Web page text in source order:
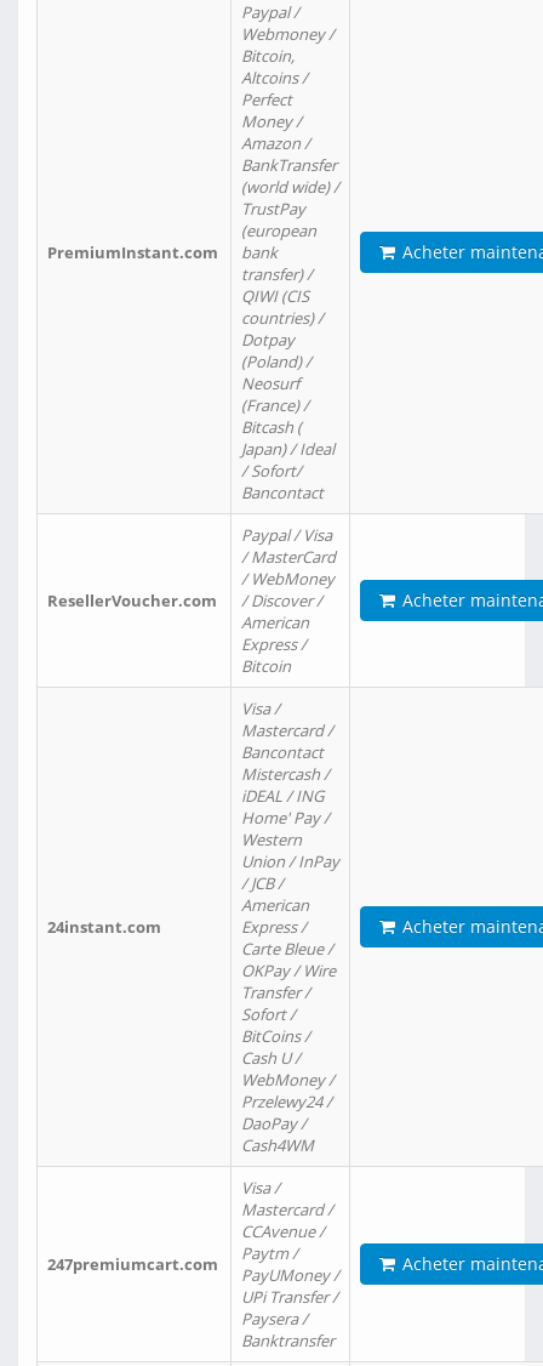
PremiumInstant.com
Paypal /
Webmoney /
Bitcoin,
Altcoins /
Perfect
Money /
Amazon /
BankTransfer
(world wide) /
TrustPay
(european
bank
transfer) /
QIWI (CIS
countries) /
Dotpay
(Poland) /
Neosurf
(France) /
Bitcash (
Japan) / Ideal
/ Sofort/
Bancontact
Acheter
ResellerVoucher.com
Paypal / Visa
/ MasterCard
/ WebMoney
/ Discover /
American
Express /
Bitcoin
Acheter
24instant.com
Visa /
Mastercard /
Bancontact
Mistercash /
iDEAL / ING
Home' Pay /
Western
Union / InPay
/ JCB /
American
Express /
Carte Bleue /
OKPay / Wire
Transfer /
Sofort /
BitCoins /
Cash U /
WebMoney /
Przelewy24 /
DaoPay /
Cash4WM
Acheter
247premiumcart.com
Visa /
Mastercard /
CCAvenue /
Paytm /
PayUMoney /
UPi Transfer /
Paysera /
Banktransfer
Acheter